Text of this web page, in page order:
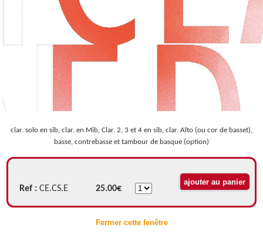
clar. solo en sib, clar. en Mib, Clar. 2, 3 et 4 en sib, clar. Alto (ou cor de basset),
basse, contrebasse et tambour de basque (option)
Ref : CE.CS.E 25.00€
Fermer cette fenêtre